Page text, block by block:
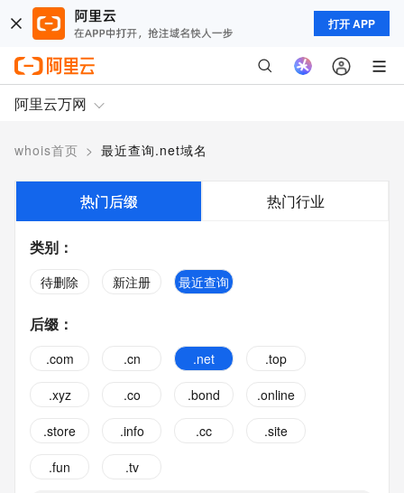
打开 APP
阿里云万网
whois首页 > 最近查询.net域名
热门后缀 热门行业
类别 ：
待删除 新注册 最近查询
后缀 ：
.com .cn .net
.top
.xyz
.co .bond
.online
.store
.info .cc
.site
.fun
.tv